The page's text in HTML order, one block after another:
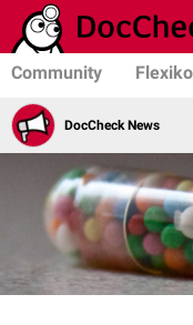
Community
DocCheck News